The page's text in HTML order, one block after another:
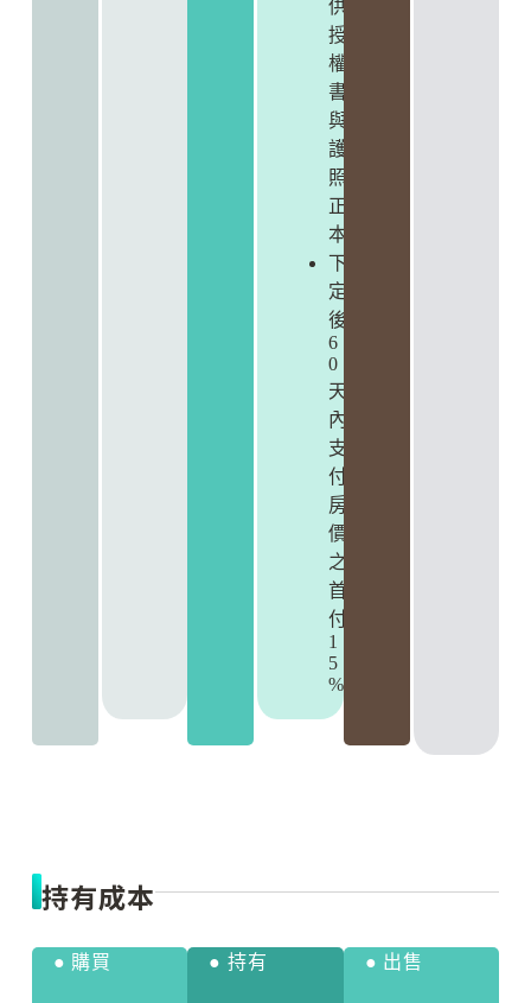
供
授
權
書
與
護
照
正
本
下
定
後
6
0
天
內
支
付
房
價
之
首
付
1
5
%
持有成本
● 購買 ● 持有 ● 出售